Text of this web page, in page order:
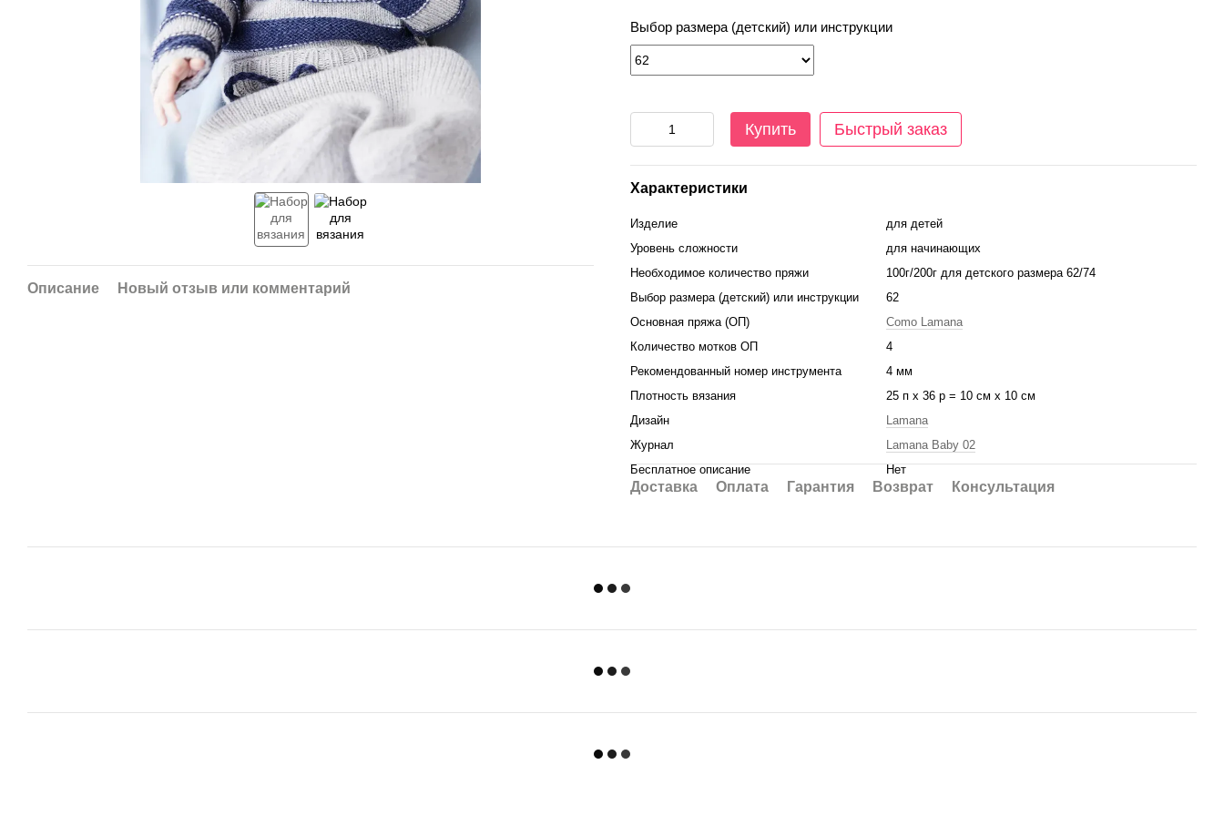
Описание Новый отзыв или комментарий
Выбор размера (детский) или инструкции
Купить Быстрый заказ
Характеристики
Изделие
для детей
Уровень сложности
для начинающих
Необходимое количество пряжи
100г/200г для детского размера 62/74
Выбор размера (детский) или инструкции
62
Основная пряжа (ОП)
Como Lamana
Количество мотков ОП
4
Рекомендованный номер инструмента
4 мм
Плотность вязания
25 п х 36 р = 10 см х 10 см
Дизайн
Lamana
Журнал
Lamana Baby 02
Бесплатное описание
Нет
Доставка Оплата Гарантия Возврат Консультация